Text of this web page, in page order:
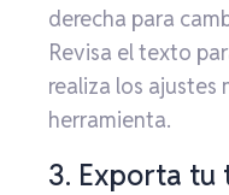
derecha para
Revisa el texto
realiza los ajustes
herramienta.
3. Exporta